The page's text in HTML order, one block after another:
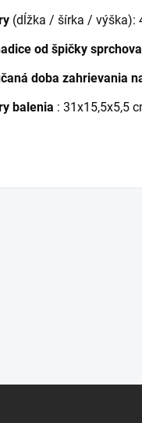
(dĺžka / šírka / výška):
od špičky
doba zahrievania
balenia : 31x15,5x5,5